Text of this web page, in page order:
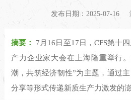
发布日期：2025-07-16
摘要：
7月16日至17日，CFS第十
产力企业家大会在上海隆重举行
潮，共筑经济韧性”为主题，通过
分享等形式传递新质生产力激发的澎